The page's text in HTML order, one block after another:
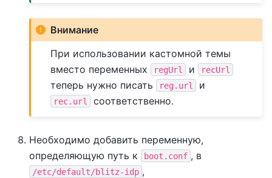
Внимание
При использовании кастомной темы
вместо переменных
regUrl и recUrl
теперь нужно писать reg.url и
rec.url соответственно.
Необходимо добавить переменную,
определяющую путь к
boot.conf , в
/etc/default/blitz-idp ,